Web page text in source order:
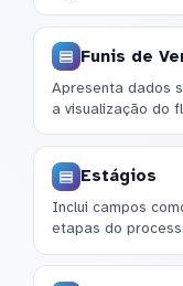
Funis de
Apresenta dados
a visualização do
Estágios
Inclui campos
etapas do